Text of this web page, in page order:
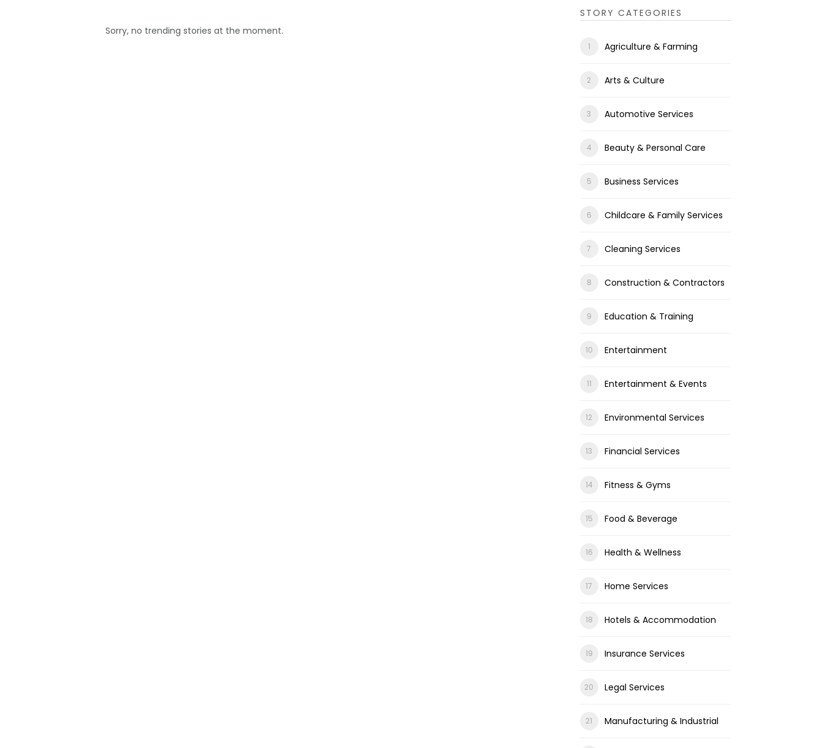
Sorry, no trending stories at the moment.
STORY CATEGORIES
Agriculture & Farming
Arts & Culture
Automotive Services
Beauty & Personal Care
Business Services
Childcare & Family Services
Cleaning Services
Construction & Contractors
Education & Training
Entertainment
Entertainment & Events
Environmental Services
Financial Services
Fitness & Gyms
Food & Beverage
Health & Wellness
Home Services
Hotels & Accommodation
Insurance Services
Legal Services
Manufacturing & Industrial